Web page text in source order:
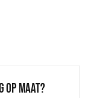
op maat?